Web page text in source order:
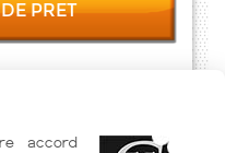
PRET
toutes les semaines. Taux
bancaires. Meilleur Taux
accord